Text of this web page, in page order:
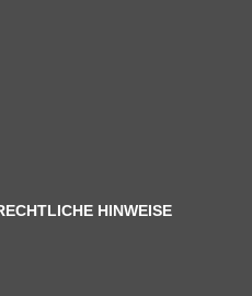
HINWEISE